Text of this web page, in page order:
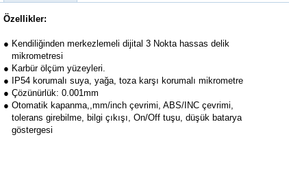
Özellikler:
● Kendiliğinden merkezlemeli dijital 3 Nokta hassas delik
mikrometresi
● Karbür ölçüm yüzeyleri.
● IP54 korumalı suya, yağa, toza karşı korumalı mikrometre
● Çözünürlük: 0.001mm
● Otomatik kapanma,,mm/inch çevrimi, ABS/INC çevrimi,
tolerans girebilme, bilgi çıkışı, On/Off tuşu, düşük batarya
göstergesi